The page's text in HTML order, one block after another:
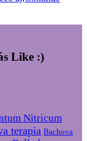
Like :)
Nitricum
terapia Bachova